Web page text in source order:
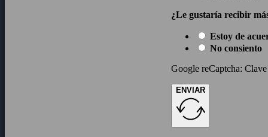
¿Le gustaría recibir
Estoy de
No consiento
Google reCaptcha:
ENVIAR